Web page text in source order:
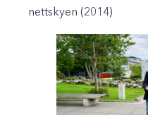
nettskyen (2014)